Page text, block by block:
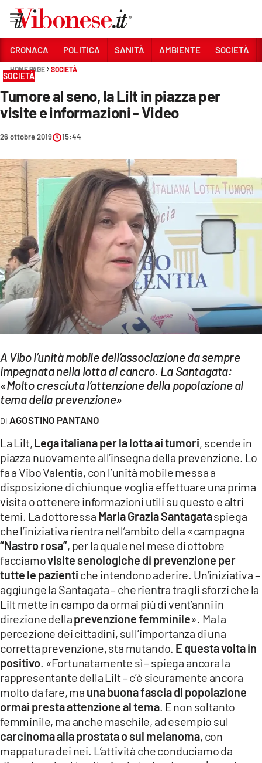
Sezioni
CRONACA
POLITICA
SANITÀ
AMBIENTE
SOCIETÀ
CULTURA
ECONOMIA E LAVORO
EVENTI
SPORT
Streaming
LAC NETWORK
LAC ONAIR
Network
LACPLAY.IT
LACTV.IT
LACONAIR.IT
LACITYMAG.IT
ILREGGINO.IT
COSENZACHANNEL.IT
ILVIBONESE.IT
CATANZAROCHANNEL.IT
LACAPITALENEWS.IT
App
ANDROID
APPLE
CRONACA POLITICA SANITÀ AMBIENTE SOCIETÀ
HOME PAGE SOCIETÀ
SOCIETÀ
Tumore al seno, la Lilt in piazza per
visite e informazioni - Video
26 ottobre 2019 15:44
A Vibo l’unità mobile dell’associazione da sempre
impegnata nella lotta al cancro. La Santagata:
«Molto cresciuta l’attenzione della popolazione al
tema della prevenzione»
AGOSTINO PANTANO
La Lilt,Lega italiana per la lotta ai tumori, scende in
piazza nuovamente all’insegna della prevenzione. Lo
fa a Vibo Valentia, con l’unità mobile messa a
disposizione di chiunque voglia effettuare una prima
visita o ottenere informazioni utili su questo e altri
temi. La dottoressa Maria Grazia Santagataspiega
che l’iniziativa rientra nell’ambito della «campagna
“Nastro rosa”, per la quale nel mese di ottobre
facciamovisite senologiche di prevenzione per
tutte le pazienti che intendono aderire. Un’iniziativa –
aggiunge la Santagata – che rientra tra gli sforzi che la
Lilt mette in campo da ormai più di vent’anni in
direzione dellaprevenzione femminile». Ma la
percezione dei cittadini, sull’importanza di una
corretta prevenzione, sta mutando. E questa volta in
positivo . «Fortunatamente sì – spiega ancora la
rappresentante della Lilt – c’è sicuramente ancora
molto da fare, ma una buona fascia di popolazione
ormai presta attenzione al tema . E non soltanto
femminile, ma anche maschile, ad esempio sul
carcinoma alla prostata o sul melanoma, con
mappatura dei nei. L’attività che conduciamo da